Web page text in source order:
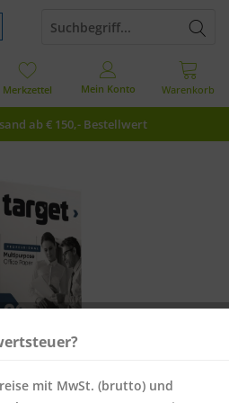
ab € 150,- Bestellwert
Warenkorb
Merkzettel Mein Konto
mit MwSt. (brutto) und